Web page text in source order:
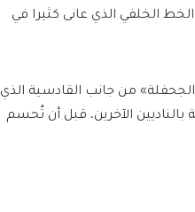
الخلفي الذي عانى كثيرا في
من جانب القادسية الذي
الآخرين، قبل أن تُحسم